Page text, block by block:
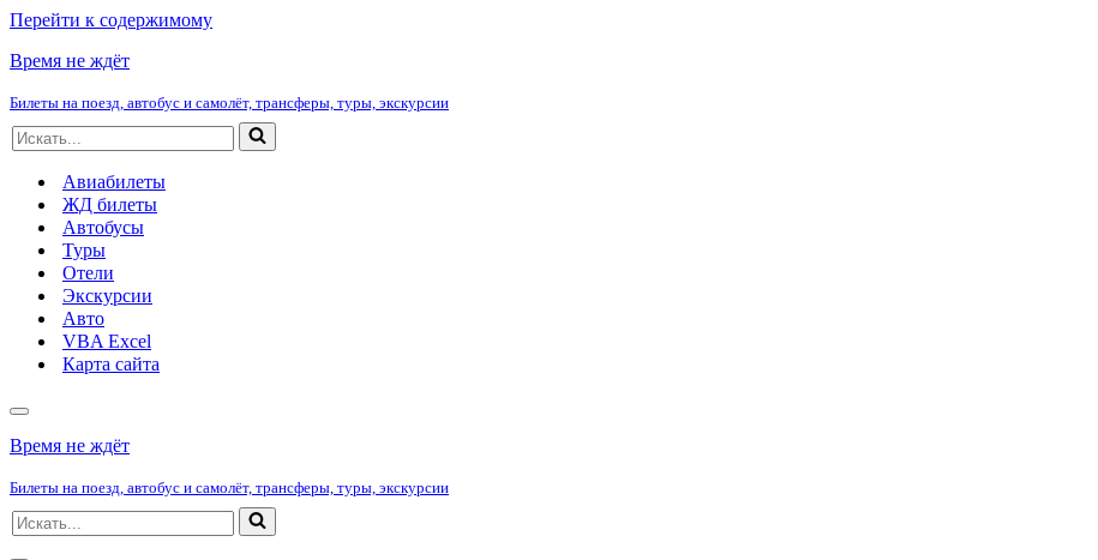
Перейти к содержимому
Время не ждёт
Билеты на поезд, автобус и самолёт, трансферы, туры, экскурсии
Искать...
Авиабилеты
ЖД билеты
Автобусы
Туры
Отели
Экскурсии
Авто
VBA Excel
Карта сайта
Меню
навигации
Время не ждёт
Билеты на поезд, автобус и самолёт, трансферы, туры, экскурсии
Искать...